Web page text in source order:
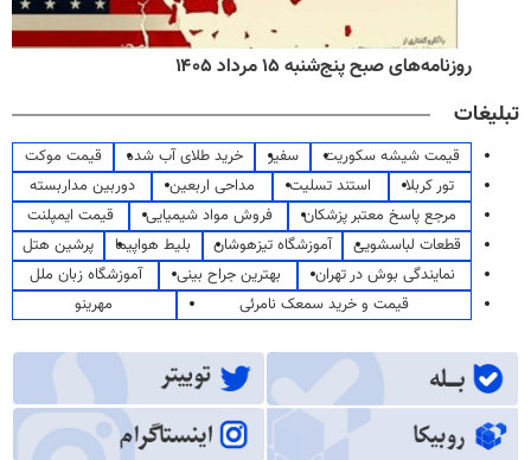
روزنامه‌های صبح پنج‌شنبه ۱۵ مرداد ۱۴۰۵
تبلیغات
قیمت شیشه سکوریت سفیر خرید طلای آب شده
قیمت موکت
تور کربلا
استند تسلیت مداحی اربعین
دوربین مداربسته
مرجع پاسخ معتبر پزشکان
فروش مواد شیمیایی
قیمت ایمپلنت
قطعات لباسشویی
آموزشگاه تیزهوشان بلیط هواپیما
پرشین هتل
نمایندگی بوش در تهران
بهترین جراح بینی
آموزشگاه زبان ملل
قیمت و خرید سمعک نامرئی
مهرینو